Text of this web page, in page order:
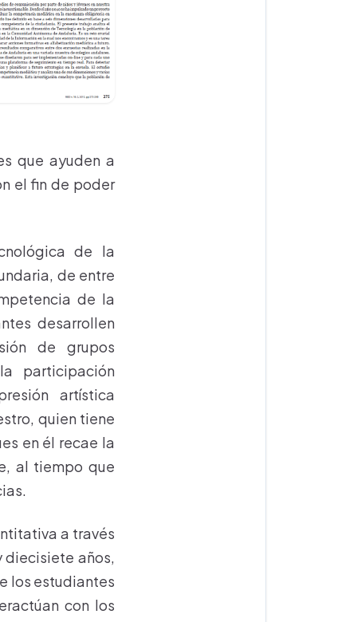
que ayuden a
el fin de poder
de la
de entre
de la
desarrollen
de grupos
participación
artística
quien tiene
en él recae la
al tiempo que
a través
diecisiete años,
los estudiantes
con los